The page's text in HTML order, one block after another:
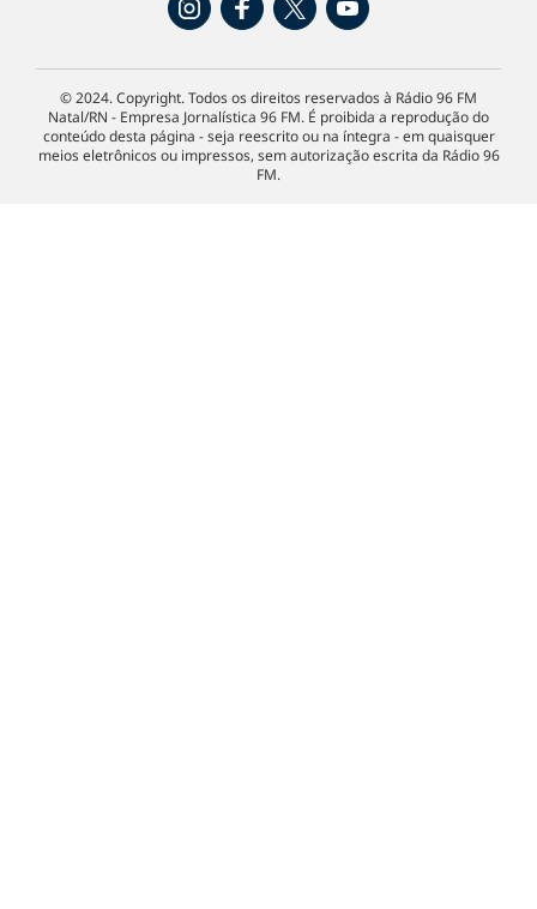
© 2024. Copyright. Todos os direitos reservados à Rádio 96 FM
Natal/RN - Empresa Jornalística 96 FM. É proibida a reprodução do
conteúdo desta página - seja reescrito ou na íntegra - em quaisquer
meios eletrônicos ou impressos, sem autorização escrita da Rádio 96
FM.